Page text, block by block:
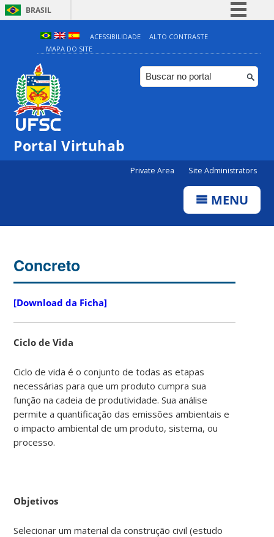
BRASIL
Simplifique!
Comunica BR
Participe
ACESSIBILIDADE
ALTO CONTRASTE
MAPA DO SITE
Portal Virtuhab
Private Area Site Administrators
MENU
Concreto
[Download da Ficha]
Ciclo de Vida
Ciclo de vida é o conjunto de todas as etapas
necessárias para que um produto cumpra sua
função na cadeia de produtividade. Sua análise
permite a quantificação das emissões ambientais e
o impacto ambiental de um produto, sistema, ou
processo.
Objetivos
Selecionar um material da construção civil (estudo